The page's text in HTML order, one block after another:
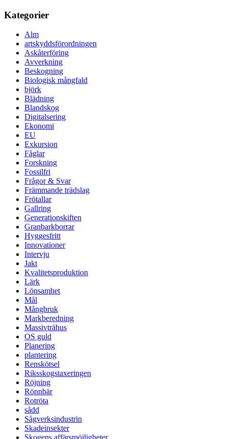
Kategorier
Alm
artskyddsförordningen
Askåterföring
Avverkning
Beskogning
Biologisk mångfald
björk
Blädning
Blandskog
Digitalsering
Ekonomi
EU
Exkursion
Fåglar
Forskning
Fossilfri
Frågor & Svar
Främmande trädslag
Frötallar
Gallring
Generationskiften
Granbarkborrar
Hyggesfritt
Innovationer
Intervju
Jakt
Kvalitetsproduktion
Lärk
Lönsamhet
Mål
Mångbruk
Markberedning
Massivträhus
OS guld
Planering
plantering
Renskötsel
Riksskogstaxeringen
Röjning
Rönnbär
Rotröta
sådd
Sågverksindustrin
Skadeinsekter